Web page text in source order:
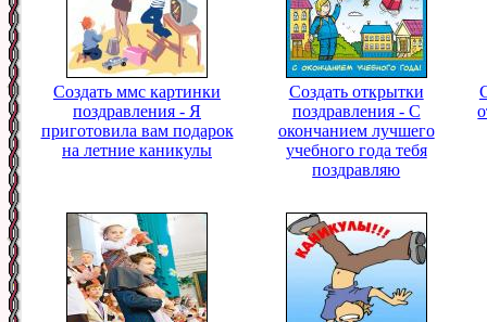
Создать ммс картинки
поздравления - Я
приготовила вам подарок
на летние каникулы
Создать открытки
поздравления - С
окончанием лучшего
учебного года тебя
поздравляю